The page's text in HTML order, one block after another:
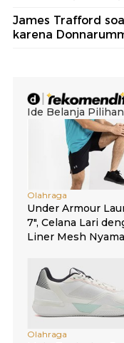
James Trafford
karena